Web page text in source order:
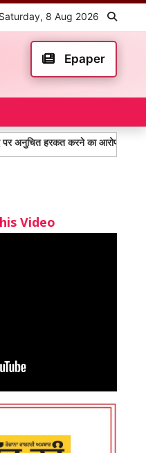
Saturday, 8 Aug 2026
Epaper
हरकत करने का आरोप
Video